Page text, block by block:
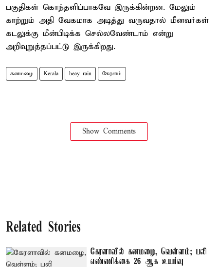
பகுதிகள் கொந்தளிப்பாகவே இருக்கின்றன. மேலும்
காற்றும் அதி வேகமாக அடித்து வருவதால் மீனவர்கள்
கடலுக்கு மீன்பிடிக்க செல்லவேண்டாம் என்று
அறிவுறுத்தப்பட்டு இருக்கிறது.
கனமழை Kerala heay rain கேரளம்
Show Comments
Related Stories
கேரளாவில் கனமழை, வெள்ளம்; பலி
எண்ணிக்கை 26 ஆக உயர்வு